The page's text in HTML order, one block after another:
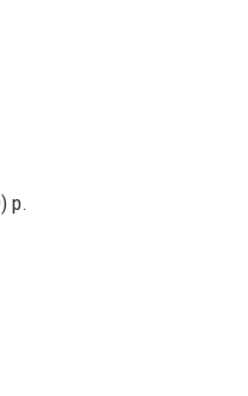
р.